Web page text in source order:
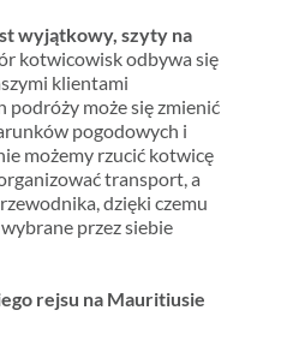
wyjątkowy, szyty na
kotwicowisk odbywa się
klientami
podróży może się zmienić
pogodowych i
możemy rzucić kotwicę
transport, a
dzięki czemu
przez siebie
rejsu na Mauritiusie